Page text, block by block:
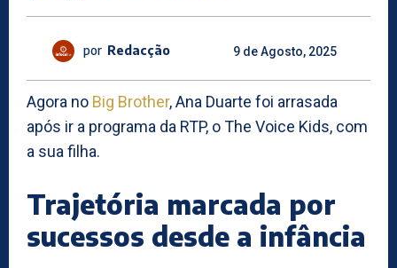
por Redacção 9 de Agosto, 2025
Agora no Big Brother, Ana Duarte foi arrasada
após ir a programa da RTP, o The Voice Kids, com
a sua filha.
Trajetória marcada por
sucessos desde a infância